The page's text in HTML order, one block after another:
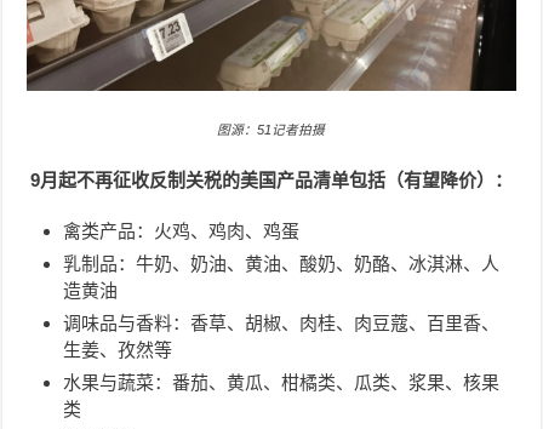
图源：51记者拍摄
9月起不再征收反制关税的美国产品清单包括（有望降价）：
禽类产品：火鸡、鸡肉、鸡蛋
乳制品：牛奶、奶油、黄油、酸奶、奶酪、冰淇淋、人
造黄油
调味品与香料：香草、胡椒、肉桂、肉豆蔻、百里香、
生姜、孜然等
水果与蔬菜：番茄、黄瓜、柑橘类、瓜类、浆果、核果
类